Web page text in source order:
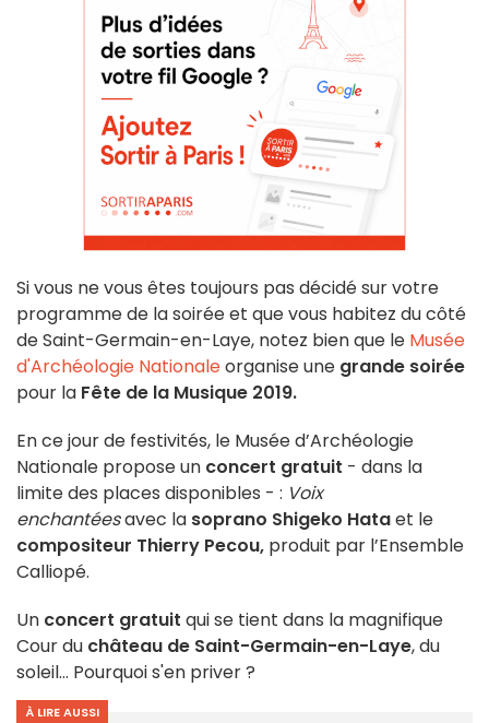
Si vous ne vous êtes toujours pas décidé sur votre
programme de la soirée et que vous habitez du côté
de Saint-Germain-en-Laye, notez bien que le Musée
d'Archéologie Nationaleorganise une grande soirée
pour la Fête de la Musique 2019.
En ce jour de festivités, le Musée d’Archéologie
Nationale propose un concert gratuit - dans la
limite des places disponibles - : Voix
enchantéesavec la soprano Shigeko Hataet le
compositeur Thierry Pecou, produit par l’Ensemble
Calliopé.
Un concert gratuit qui se tient dans la magnifique
Cour du château de Saint-Germain-en-Laye, du
soleil... Pourquoi s'en priver ?
À LIRE AUSSI